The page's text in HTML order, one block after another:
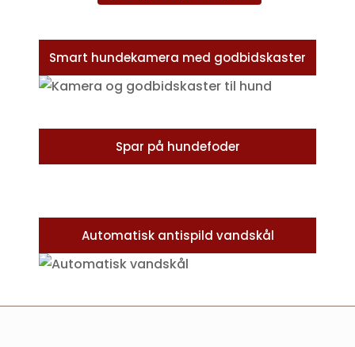
Smart hundekamera med godbidskaster
Spar på hundefoder
Automatisk antispild vandskål